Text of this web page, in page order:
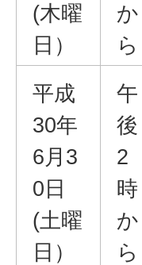
(木曜
日）
か
ら
平成
30年
6月3
0日
(土曜
日）
午
後
2
時
か
ら